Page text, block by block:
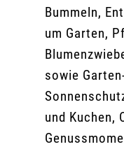
Bummeln,
um Garten,
sowie
und Kuchen,